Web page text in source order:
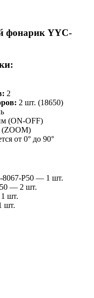
фонарик YYC-
2
2 шт. (18650)
(ON-OFF)
(ZOOM)
от 0° до 90°
P50 — 1 шт.
— 2 шт.
шт.
шт.